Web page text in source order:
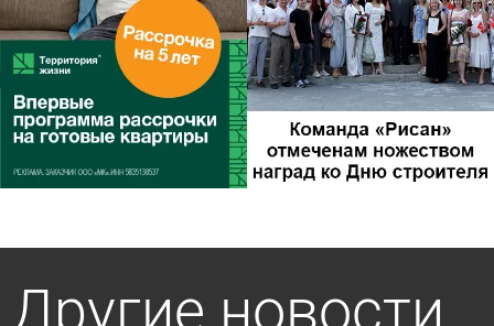
Другие новости